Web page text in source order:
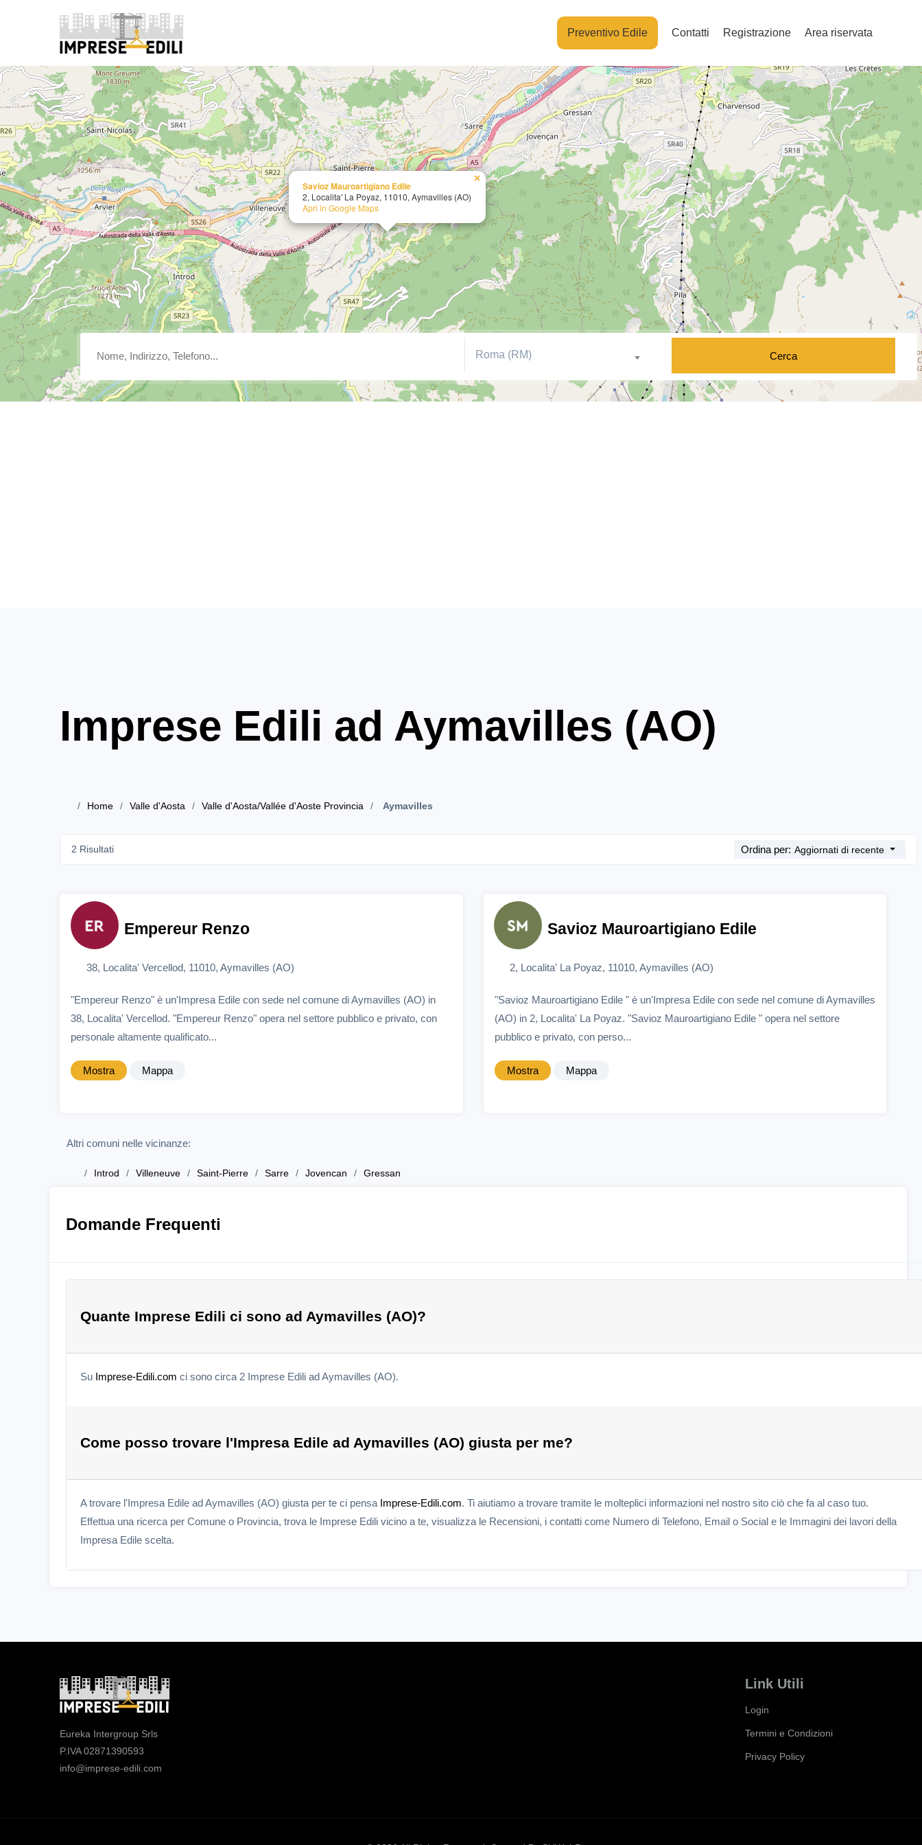
Preventivo Edile Contatti Registrazione Area riservata
Savioz Mauroartigiano Edile
2, Localita' La Poyaz, 11010, Aymavilles (AO)
Apri in Google Maps
×
Roma (RM) Cerca
Imprese Edili ad Aymavilles (AO)
Home Valle d'Aosta Valle d'Aosta/Vallée d'Aoste Provincia Aymavilles
2 Risultati Ordina per: Aggiornati di recente
Empereur Renzo
38, Localita' Vercellod, 11010, Aymavilles (AO)
"Empereur Renzo" è un'Impresa Edile con sede nel comune di Aymavilles (AO) in
38, Localita' Vercellod. "Empereur Renzo" opera nel settore pubblico e privato, con
personale altamente qualificato...
Mostra Mappa
Savioz Mauroartigiano Edile
2, Localita' La Poyaz, 11010, Aymavilles (AO)
"Savioz Mauroartigiano Edile " è un'Impresa Edile con sede nel comune di Aymavilles
(AO) in 2, Localita' La Poyaz. "Savioz Mauroartigiano Edile " opera nel settore
pubblico e privato, con perso...
Mostra Mappa
Altri comuni nelle vicinanze:
Introd Villeneuve Saint-Pierre Sarre Jovencan Gressan
Domande Frequenti
Quante Imprese Edili ci sono ad Aymavilles (AO)?
Su Imprese-Edili.com ci sono circa 2 Imprese Edili ad Aymavilles (AO).
Come posso trovare l'Impresa Edile ad Aymavilles (AO) giusta per me?
A trovare l'Impresa Edile ad Aymavilles (AO) giusta per te ci pensa Imprese-Edili.com. Ti aiutiamo a trovare tramite le molteplici informazioni nel nostro sito ciò che fa al caso tuo.
Effettua una ricerca per Comune o Provincia, trova le Imprese Edili vicino a te, visualizza le Recensioni, i contatti come Numero di Telefono, Email o Social e le Immagini dei lavori della
Impresa Edile scelta.
Eureka Intergroup Srls
P.IVA 02871390593
info@imprese-edili.com
Link Utili
Login
Termini e Condizioni
Privacy Policy